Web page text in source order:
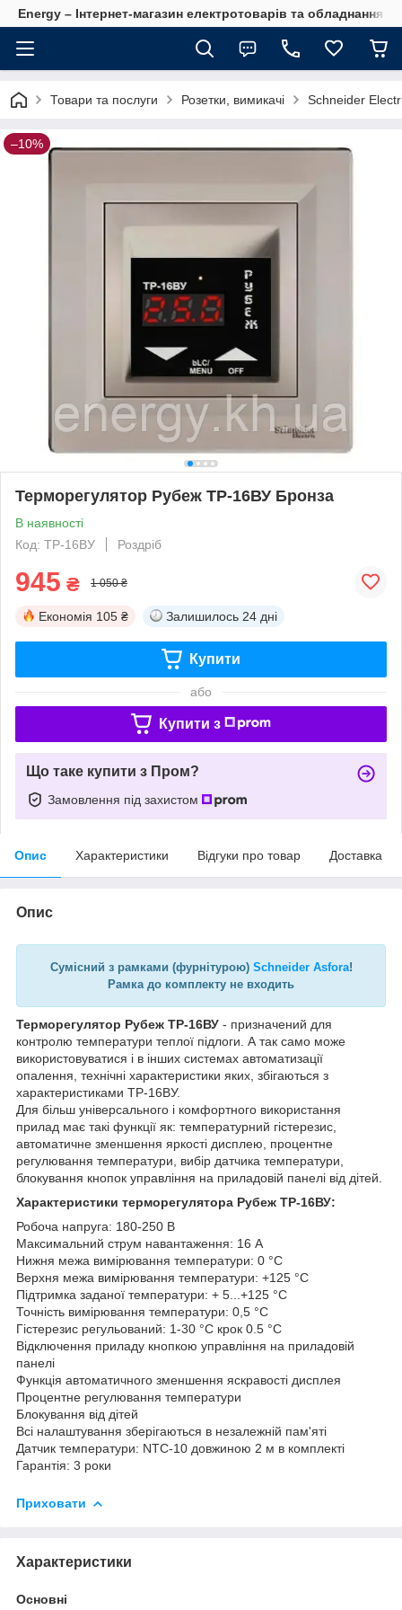
Energy – Інтернет-магазин електротоварів та обладнання
Товари та послуги Розетки, вимикачі Schneider
–10%
Терморегулятор Рубеж ТР-16ВУ Бронза
В наявності
Код: ТР-16ВУ
Роздріб
945 ₴ 1 050 ₴
Економія 105 ₴ Залишилось 24 дні
Купити
або
Купити з
Що таке купити з Пром?
Замовлення під захистом
Опис Характеристики Відгуки про товар Доставка
Опис
Сумісний з рамками (фурнітурою) Schneider Asfora!
Рамка до комплекту не входить
Терморегулятор Рубеж ТР-16ВУ - призначений для
контролю температури теплої підлоги. А так само може
використовуватися і в інших системах автоматизації
опалення, технічні характеристики яких, збігаються з
характеристиками ТР-16ВУ.
Для більш універсального і комфортного використання
прилад має такі функції як: температурний гістерезис,
автоматичне зменшення яркості дисплею, процентне
регулювання температури, вибір датчика температури,
блокування кнопок управління на приладовій панелі від дітей.
Характеристики терморегулятора Рубеж ТР-16ВУ:
Робоча напруга: 180-250 В
Максимальний струм навантаження: 16 А
Нижня межа вимірювання температури: 0 °С
Верхня межа вимірювання температури: +125 °С
Підтримка заданої температури: + 5...+125 °С
Точність вимірювання температури: 0,5 °С
Гістерезис регульований: 1-30 °С крок 0.5 °С
Відключення приладу кнопкою управління на приладовій
панелі
Функція автоматичного зменшення яскравості дисплея
Процентне регулювання температури
Блокування від дітей
Всі налаштування зберігаються в незалежній пам'яті
Датчик температури: NTC-10 довжиною 2 м в комплекті
Гарантія: 3 роки
Приховати
Характеристики
Основні